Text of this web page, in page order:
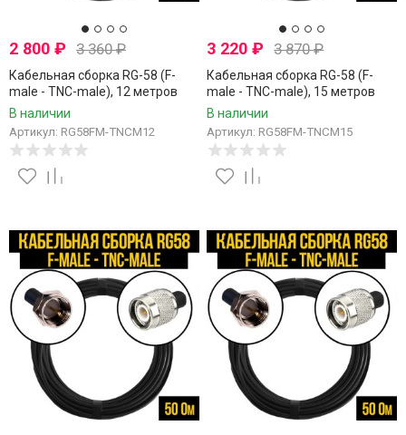
2 800 ₽ 3 360₽
Кабельная сборка RG-58 (F-
male - TNC-male), 12 метров
В наличии
Артикул: RG58FM-TNCM12
3 220₽ 3 870₽
Кабельная сборка RG-58 (F-
male - TNC-male), 15 метров
В наличии
Артикул: RG58FM-TNCM15